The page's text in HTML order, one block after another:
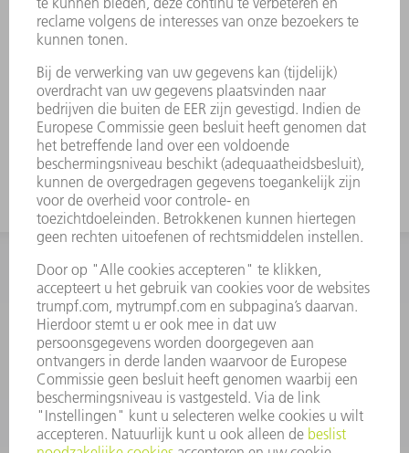
INFORMATIE
Veel gestelde vragen
Algemene voorwaarden
CONTACT
+31 88 4002 400
Ma. - vr. 8.00 - 17.00 uur
onderdelen.tnl@de.trumpf.com